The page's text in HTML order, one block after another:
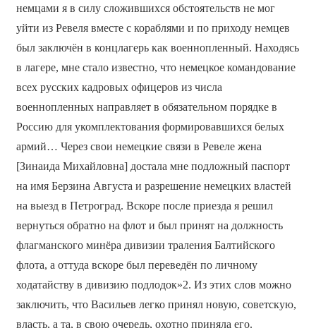
немцами я в силу сложившихся обстоятельств не мог
уйти из Ревеля вместе с кораблями и по приходу немцев
был заключён в концлагерь как военнопленный. Находясь
в лагере, мне стало известно, что немецкое командование
всех русских кадровых офицеров из числа
военнопленных направляет в обязательном порядке в
Россию для укомплектования формировавшихся белых
армий… Через свои немецкие связи в Ревеле жена
[Зинаида Михайловна] достала мне подложный паспорт
на имя Берзина Августа и разрешение немецких властей
на выезд в Петроград. Вскоре после приезда я решил
вернуться обратно на флот и был принят на должность
флагманского минёра дивизии траления Балтийского
флота, а оттуда вскоре был переведён по личному
ходатайству в дивизию подлодок»2. Из этих слов можно
заключить, что Васильев легко принял новую, советскую,
власть, а та, в свою очередь, охотно приняла его.